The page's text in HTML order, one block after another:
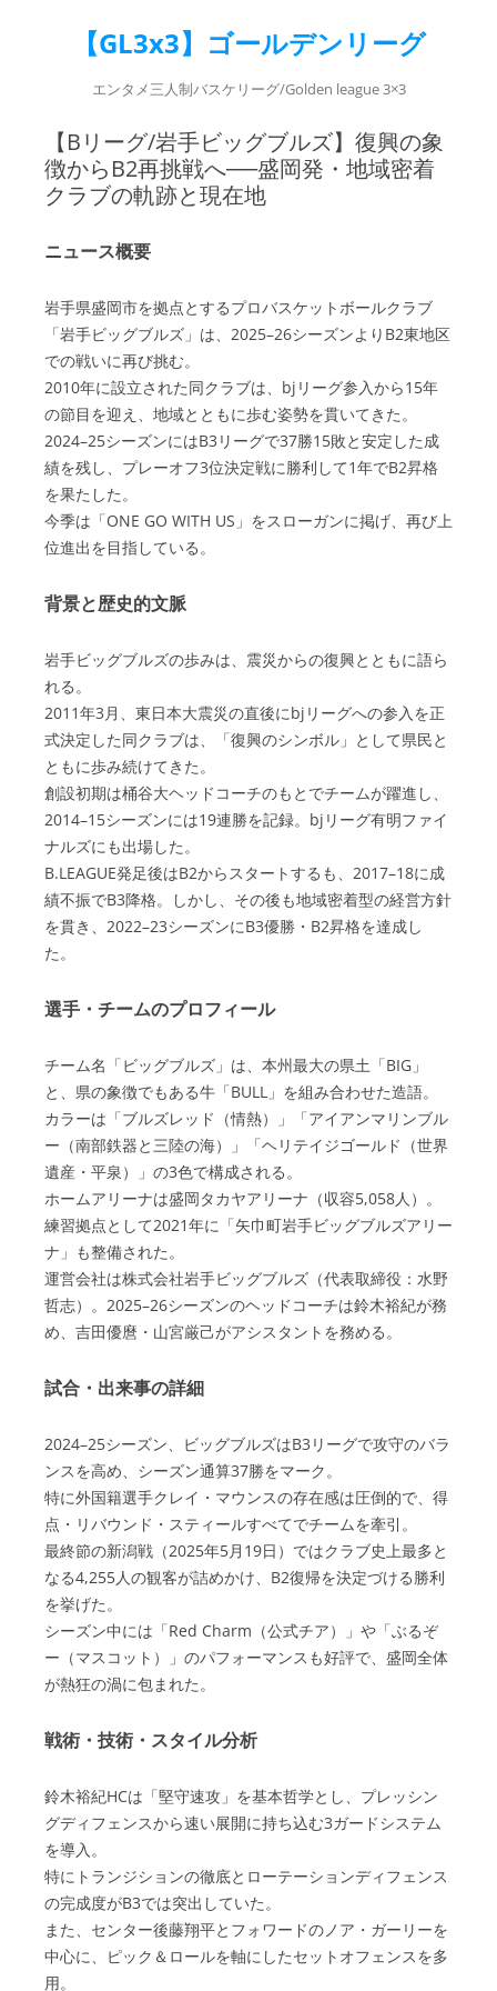
【GL3x3】ゴールデンリーグ
エンタメ三人制バスケリーグ/Golden league 3×3
【Bリーグ/岩手ビッグブルズ】復興の象
徴からB2再挑戦へ──盛岡発・地域密着
クラブの軌跡と現在地
ニュース概要
岩手県盛岡市を拠点とするプロバスケットボールクラブ
「岩手ビッグブルズ」は、2025–26シーズンよりB2東地区
での戦いに再び挑む。
2010年に設立された同クラブは、bjリーグ参入から15年
の節目を迎え、地域とともに歩む姿勢を貫いてきた。
2024–25シーズンにはB3リーグで37勝15敗と安定した成
績を残し、プレーオフ3位決定戦に勝利して1年でB2昇格
を果たした。
今季は「ONE GO WITH US」をスローガンに掲げ、再び上
位進出を目指している。
背景と歴史的文脈
岩手ビッグブルズの歩みは、震災からの復興とともに語ら
れる。
2011年3月、東日本大震災の直後にbjリーグへの参入を正
式決定した同クラブは、「復興のシンボル」として県民と
ともに歩み続けてきた。
創設初期は桶谷大ヘッドコーチのもとでチームが躍進し、
2014–15シーズンには19連勝を記録。bjリーグ有明ファイ
ナルズにも出場した。
B.LEAGUE発足後はB2からスタートするも、2017–18に成
績不振でB3降格。しかし、その後も地域密着型の経営方針
を貫き、2022–23シーズンにB3優勝・B2昇格を達成し
た。
選手・チームのプロフィール
チーム名「ビッグブルズ」は、本州最大の県土「BIG」
と、県の象徴でもある牛「BULL」を組み合わせた造語。
カラーは「ブルズレッド（情熱）」「アイアンマリンブル
ー（南部鉄器と三陸の海）」「ヘリテイジゴールド（世界
遺産・平泉）」の3色で構成される。
ホームアリーナは盛岡タカヤアリーナ（収容5,058人）。
練習拠点として2021年に「矢巾町岩手ビッグブルズアリー
ナ」も整備された。
運営会社は株式会社岩手ビッグブルズ（代表取締役：水野
哲志）。2025–26シーズンのヘッドコーチは鈴木裕紀が務
め、吉田優麿・山宮厳己がアシスタントを務める。
試合・出来事の詳細
2024–25シーズン、ビッグブルズはB3リーグで攻守のバラ
ンスを高め、シーズン通算37勝をマーク。
特に外国籍選手クレイ・マウンスの存在感は圧倒的で、得
点・リバウンド・スティールすべてでチームを牽引。
最終節の新潟戦（2025年5月19日）ではクラブ史上最多と
なる4,255人の観客が詰めかけ、B2復帰を決定づける勝利
を挙げた。
シーズン中には「Red Charm（公式チア）」や「ぶるぞ
ー（マスコット）」のパフォーマンスも好評で、盛岡全体
が熱狂の渦に包まれた。
戦術・技術・スタイル分析
鈴木裕紀HCは「堅守速攻」を基本哲学とし、プレッシン
グディフェンスから速い展開に持ち込む3ガードシステム
を導入。
特にトランジションの徹底とローテーションディフェンス
の完成度がB3では突出していた。
また、センター後藤翔平とフォワードのノア・ガーリーを
中心に、ピック＆ロールを軸にしたセットオフェンスを多
用。